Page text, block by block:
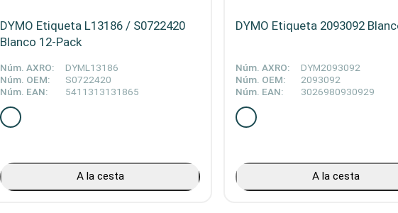
DYMO Etiqueta L13186 / S0722420
Blanco 12-Pack
Núm. AXRO:
DYML13186
Núm. OEM:
S0722420
Núm. EAN:
5411313131865
A la cesta
DYMO Etiqueta 2093092
Núm. AXRO:
DYM2093092
Núm. OEM:
2093092
Núm. EAN:
3026980930929
A la cesta